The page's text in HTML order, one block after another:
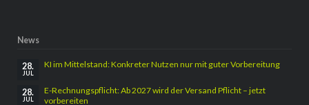
News
28.
JUL
KI im Mittelstand: Konkreter Nutzen nur mit guter Vorbereitung
28.
JUL
E-Rechnungspflicht: Ab 2027 wird der Versand Pflicht – jetzt
vorbereiten